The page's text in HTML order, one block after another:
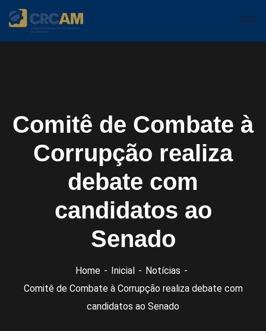
Comitê de Combate à
Corrupção realiza
debate com
candidatos ao
Senado
Home Inicial
Notícias
Comitê de Combate à Corrupção realiza debate com
candidatos ao Senado